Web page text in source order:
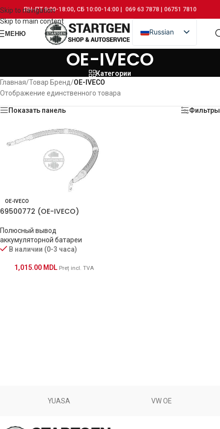
Skip to navigation
Skip to main content
ПН-ПТ 9:00-18:00, СБ 10:00-14:00 | 069 63 7878 | 06751 7810
МЕНЮ
Russian
Romanian
OE-IVECO
Категории
Главная/Товар Бренд/OE-IVECO
Отображение единственного товара
Показать панель Фильтры
OE-IVECO
69500772 (OE-IVECO)
Полюсный вывод
аккумуляторной батареи
В наличии (0-3 часа)
1,015.00 MDL Preț incl. TVA
YUASA VW OE